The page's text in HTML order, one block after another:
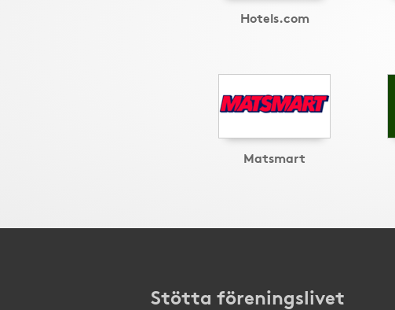
Hotels.com
Matsmart
Stötta föreningslivet